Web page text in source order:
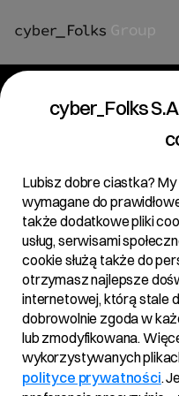
European leader in e-
Investor relations
Reports
Financial Calendar
Corporate governance
General Meetings
Dividend
WSE Best Practice Rules
Corporate Documents
About Group
Group History
Management Board
Contact
IR Office
cyber_Folks
Lubisz dobre ciastka?
wymagane do
także dodatkowe pliki
usług, serwisami
cookie służą także do
otrzymasz najlepsze
internetowej, którą stale
dobrowolnie zgoda w
lub zmodyfikowana.
wykorzystywanych
polityce prywatności.